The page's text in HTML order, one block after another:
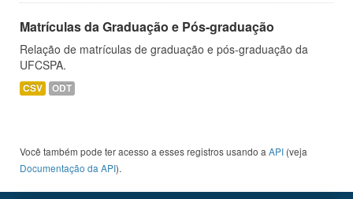
Matrículas da Graduação e Pós-graduação
Relação de matrículas de graduação e pós-graduação da
UFCSPA.
CSV ODT
Você também pode ter acesso a esses registros usando a API (veja
Documentação da API).